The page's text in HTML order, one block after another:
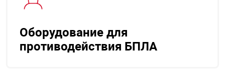
Оборудование для
противодействия БПЛА